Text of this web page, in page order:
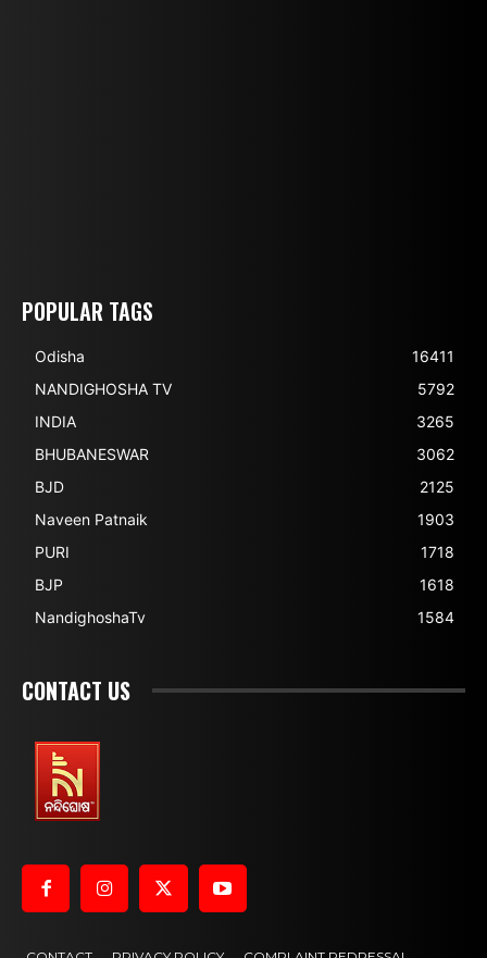
POPULAR TAGS
Odisha
16411
NANDIGHOSHA TV
5792
INDIA
3265
BHUBANESWAR
3062
BJD
2125
Naveen Patnaik
1903
PURI
1718
BJP
1618
NandighoshaTv
1584
CONTACT US